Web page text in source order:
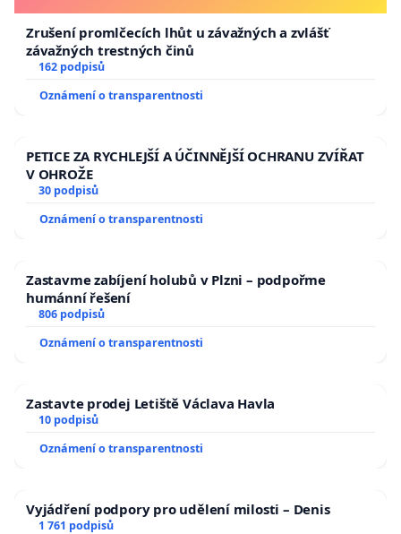
Zrušení promlčecích lhůt u závažných a zvlášť
závažných trestných činů
162 podpisů
Oznámení o transparentnosti
PETICE ZA RYCHLEJŠÍ A ÚČINNĚJŠÍ OCHRANU ZVÍŘAT
V OHROŽE
30 podpisů
Oznámení o transparentnosti
Zastavme zabíjení holubů v Plzni – podpořme
humánní řešení
806 podpisů
Oznámení o transparentnosti
Zastavte prodej Letiště Václava Havla
10 podpisů
Oznámení o transparentnosti
Vyjádření podpory pro udělení milosti – Denis
1 761 podpisů